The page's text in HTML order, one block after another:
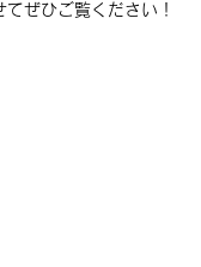
ぜひご覧ください！